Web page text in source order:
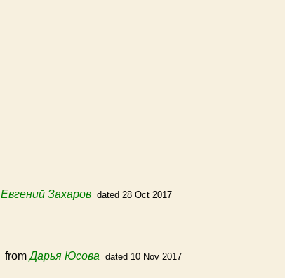
Евгений Захаров dated 28 Oct 2017
fromДарья Юсова dated 10 Nov 2017